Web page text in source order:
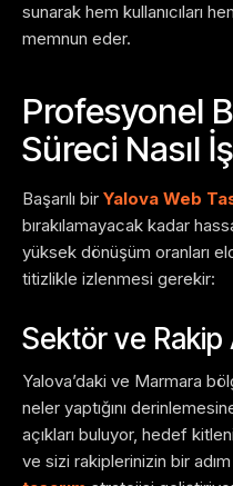
sunarak hem kullanıcıları
memnun eder.
Profesyonel
Süreci Nasıl
Başarılı bir Yalova Web
bırakılamayacak kadar
yüksek dönüşüm oranları
titizlikle izlenmesi gerekir:
Sektör ve Rakip
Yalova’daki ve Marmara
neler yaptığını
açıkları buluyor, hedef
ve sizi rakiplerinizin bir